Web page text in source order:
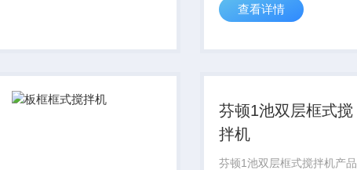
叶轮多是用钢制圆管或扁管焊
查看详情
芬顿1池双层框式搅
拌机
芬顿1池双层框式搅拌机产品